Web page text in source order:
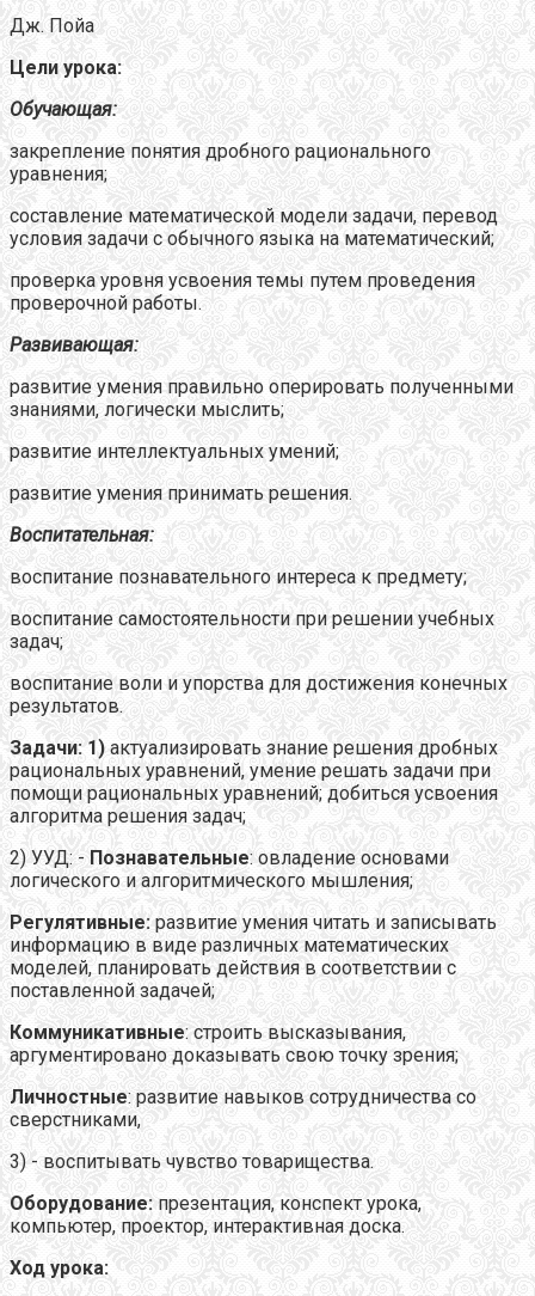
Дж. Пойа
Цели урока:
Обучающая:
закрепление понятия дробного рационального
уравнения;
составление математической модели задачи, перевод
условия задачи с обычного языка на математический;
проверка уровня усвоения темы путем проведения
проверочной работы.
Развивающая:
развитие умения правильно оперировать полученными
знаниями, логически мыслить;
развитие интеллектуальных умений;
развитие умения принимать решения.
Воспитательная:
воспитание познавательного интереса к предмету;
воспитание самостоятельности при решении учебных
задач;
воспитание воли и упорства для достижения конечных
результатов.
Задачи: 1) актуализировать знание решения дробных
рациональных уравнений, умение решать задачи при
помощи рациональных уравнений; добиться усвоения
алгоритма решения задач;
2) УУД: - Познавательные: овладение основами
логического и алгоритмического мышления;
Регулятивные: развитие умения читать и записывать
информацию в виде различных математических
моделей, планировать действия в соответствии с
поставленной задачей;
Коммуникативные: строить высказывания,
аргументировано доказывать свою точку зрения;
Личностные: развитие навыков сотрудничества со
сверстниками,
3) - воспитывать чувство товарищества.
Оборудование: презентация, конспект урока,
компьютер, проектор, интерактивная доска.
Ход урока: